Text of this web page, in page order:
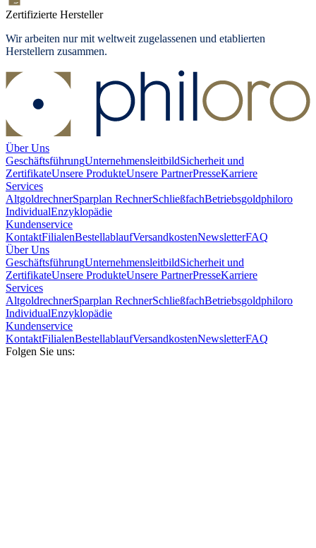
Zertifizierte Hersteller
Wir arbeiten nur mit weltweit zugelassenen und etablierten
Herstellern zusammen.
Über Uns
GeschäftsführungUnternehmensleitbildSicherheit und
ZertifikateUnsere ProdukteUnsere PartnerPresseKarriere
Services
AltgoldrechnerSparplan RechnerSchließfachBetriebsgoldphiloro
IndividualEnzyklopädie
Kundenservice
KontaktFilialenBestellablaufVersandkostenNewsletterFAQ
Über Uns
GeschäftsführungUnternehmensleitbildSicherheit und
ZertifikateUnsere ProdukteUnsere PartnerPresseKarriere
Services
AltgoldrechnerSparplan RechnerSchließfachBetriebsgoldphiloro
IndividualEnzyklopädie
Kundenservice
KontaktFilialenBestellablaufVersandkostenNewsletterFAQ
Folgen Sie uns: